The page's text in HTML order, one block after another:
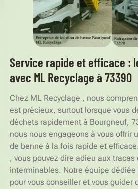
Service rapide et efficace :
avec ML Recyclage à 73390
Chez ML Recyclage , nous
est précieux, surtout lorsque vous
déchets rapidement à Bourgneuf,
nous nous engageons à vous offrir
de benne à la fois rapide et
, vous pouvez dire adieu aux
interminables. Notre équipe
pour vous conseiller et vous guider